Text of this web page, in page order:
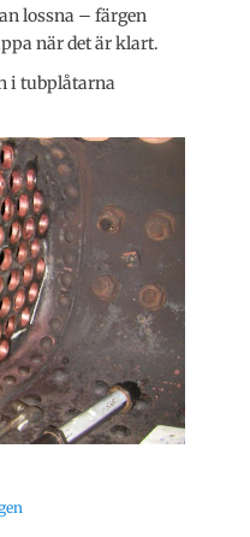
lossna – färgen
när det är klart.
i tubplåtarna